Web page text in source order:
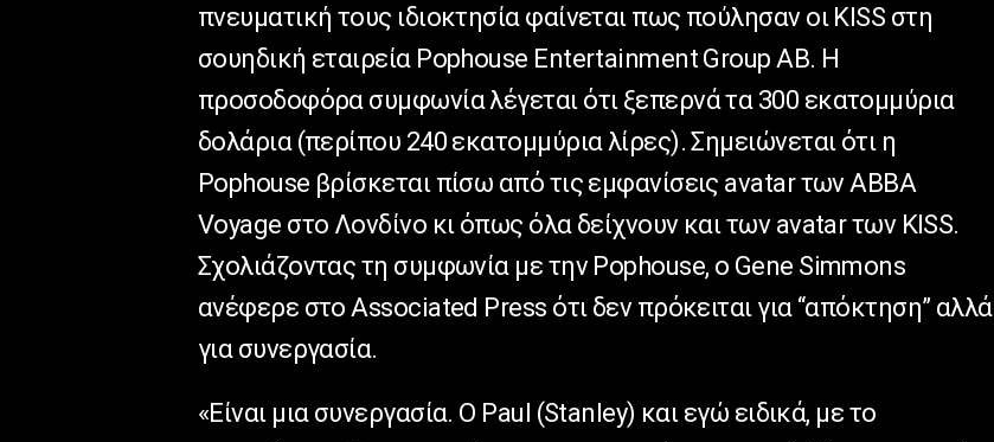
πνευματική τους ιδιοκτησία φαίνεται πως πούλησαν οι KISS στη
σουηδική εταιρεία Pophouse Entertainment Group AB. Η
προσοδοφόρα συμφωνία λέγεται ότι ξεπερνά τα 300 εκατομμύρια
δολάρια (περίπου 240 εκατομμύρια λίρες). Σημειώνεται ότι η
Pophouse βρίσκεται πίσω από τις εμφανίσεις avatar των ABBA
Voyage στο Λονδίνο κι όπως όλα δείχνουν και των avatar των KISS.
Σχολιάζοντας τη συμφωνία με την Pophouse, ο Gene Simmons
ανέφερε στο Associated Press ότι δεν πρόκειται για “απόκτηση” αλλά
για συνεργασία.
«Είναι μια συνεργασία. Ο Paul (Stanley) και εγώ ειδικά, με το